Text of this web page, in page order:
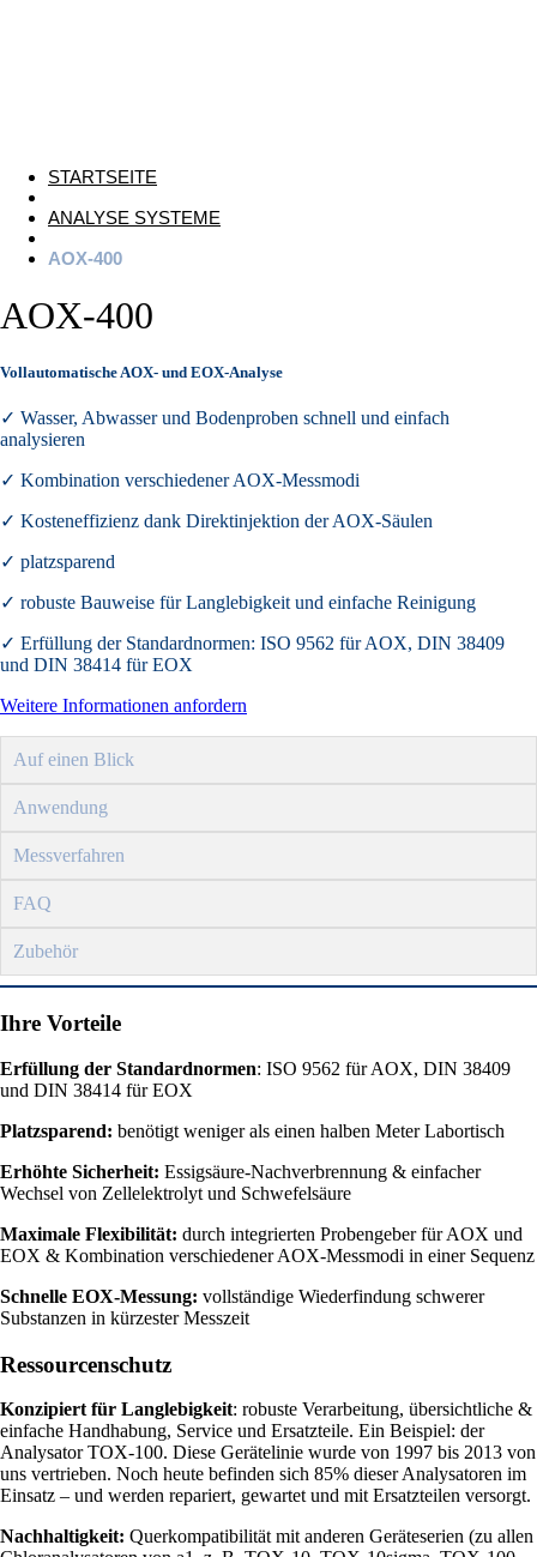
STARTSEITE
ANALYSE SYSTEME
AOX-400
AOX-400
Vollautomatische AOX- und EOX-Analyse
✓ Wasser, Abwasser und Bodenproben schnell und einfach
analysieren
✓ Kombination verschiedener AOX-Messmodi
✓ Kosteneffizienz dank Direktinjektion der AOX-Säulen
✓ platzsparend
✓ robuste Bauweise für Langlebigkeit und einfache Reinigung
✓ Erfüllung der Standardnormen: ISO 9562 für AOX, DIN 38409
und DIN 38414 für EOX
Weitere Informationen anfordern
Auf einen Blick
Anwendung
Messverfahren
FAQ
Zubehör
Ihre Vorteile
Erfüllung der Standardnormen: ISO 9562 für AOX, DIN 38409
und DIN 38414 für EOX
Platzsparend: benötigt weniger als einen halben Meter Labortisch
Erhöhte Sicherheit: Essigsäure-Nachverbrennung & einfacher
Wechsel von Zellelektrolyt und Schwefelsäure
Maximale Flexibilität: durch integrierten Probengeber für AOX und
EOX & Kombination verschiedener AOX-Messmodi in einer Sequenz
Schnelle EOX-Messung: vollständige Wiederfindung schwerer
Substanzen in kürzester Messzeit
Ressourcenschutz
Konzipiert für Langlebigkeit: robuste Verarbeitung, übersichtliche &
einfache Handhabung, Service und Ersatzteile. Ein Beispiel: der
Analysator TOX-100. Diese Gerätelinie wurde von 1997 bis 2013 von
uns vertrieben. Noch heute befinden sich 85% dieser Analysatoren im
Einsatz – und werden repariert, gewartet und mit Ersatzteilen versorgt.
Nachhaltigkeit: Querkompatibilität mit anderen Geräteserien (zu allen